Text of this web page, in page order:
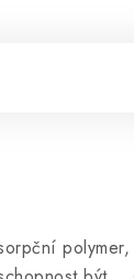
polymer,